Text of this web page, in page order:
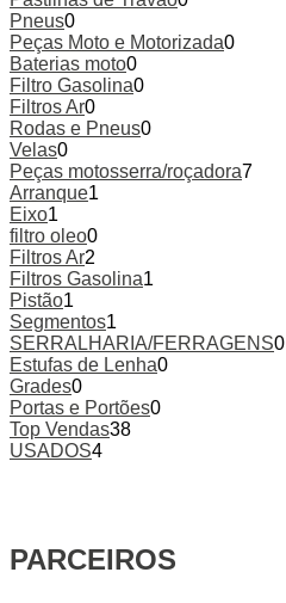
Pneus0
Peças Moto e Motorizada0
Baterias moto0
Filtro Gasolina0
Filtros Ar0
Rodas e Pneus0
Velas0
Peças motosserra/roçadora7
Arranque1
Eixo1
filtro oleo0
Filtros Ar2
Filtros Gasolina1
Pistão1
Segmentos1
SERRALHARIA/FERRAGENS0
Estufas de Lenha0
Grades0
Portas e Portões0
Top Vendas38
USADOS4
PARCEIROS